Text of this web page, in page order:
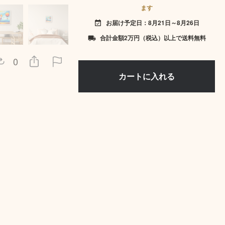
0
ます
event_available お届け予定日：8月21日～8月26日
local_shipping 合計金額2万円（税込）以上で送料無料